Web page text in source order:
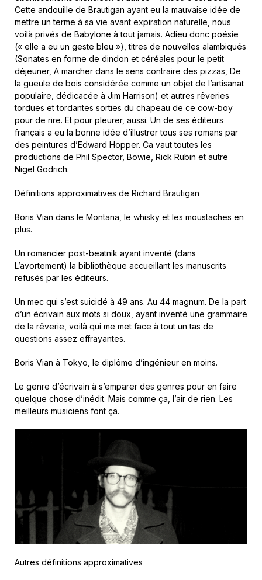
Cette andouille de Brautigan ayant eu la mauvaise idée de
mettre un terme à sa vie avant expiration naturelle, nous
voilà privés de Babylone à tout jamais. Adieu donc poésie
(« elle a eu un geste bleu »), titres de nouvelles alambiqués
(Sonates en forme de dindon et céréales pour le petit
déjeuner, A marcher dans le sens contraire des pizzas, De
la gueule de bois considérée comme un objet de l’artisanat
populaire, dédicacée à Jim Harrison) et autres rêveries
tordues et tordantes sorties du chapeau de ce cow-boy
pour de rire. Et pour pleurer, aussi. Un de ses éditeurs
français a eu la bonne idée d’illustrer tous ses romans par
des peintures d’Edward Hopper. Ca vaut toutes les
productions de Phil Spector, Bowie, Rick Rubin et autre
Nigel Godrich.
Définitions approximatives de Richard Brautigan
Boris Vian dans le Montana, le whisky et les moustaches en
plus.
Un romancier post-beatnik ayant inventé (dans
L’avortement) la bibliothèque accueillant les manuscrits
refusés par les éditeurs.
Un mec qui s’est suicidé à 49 ans. Au 44 magnum. De la part
d’un écrivain aux mots si doux, ayant inventé une grammaire
de la rêverie, voilà qui me met face à tout un tas de
questions assez effrayantes.
Boris Vian à Tokyo, le diplôme d’ingénieur en moins.
Le genre d’écrivain à s’emparer des genres pour en faire
quelque chose d’inédit. Mais comme ça, l’air de rien. Les
meilleurs musiciens font ça.
Autres définitions approximatives